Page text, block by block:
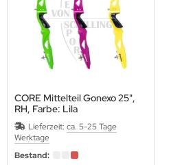
CORE Mittelteil Gonexo 25",
RH, Farbe: Lila
Lieferzeit: ca. 5-25 Tage
Werktage
Bestand: